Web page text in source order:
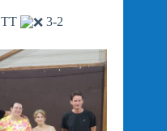
TT 3-2